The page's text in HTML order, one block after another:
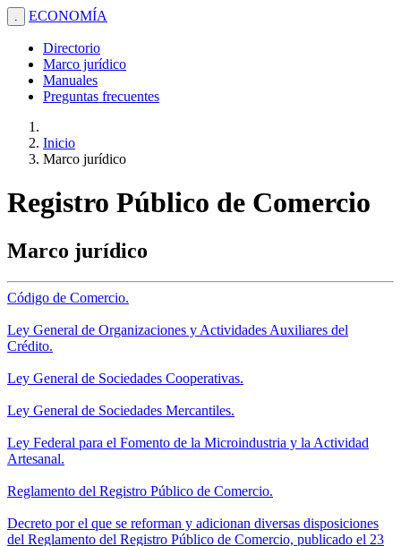
. ECONOMÍA
Directorio
Marco jurídico
Manuales
Preguntas frecuentes
Inicio
Marco jurídico
Registro Público de Comercio
Marco jurídico
Código de Comercio.
Ley General de Organizaciones y Actividades Auxiliares del
Crédito.
Ley General de Sociedades Cooperativas.
Ley General de Sociedades Mercantiles.
Ley Federal para el Fomento de la Microindustria y la Actividad
Artesanal.
Reglamento del Registro Público de Comercio.
Decreto por el que se reforman y adicionan diversas disposiciones
del Reglamento del Registro Público de Comercio, publicado el 23